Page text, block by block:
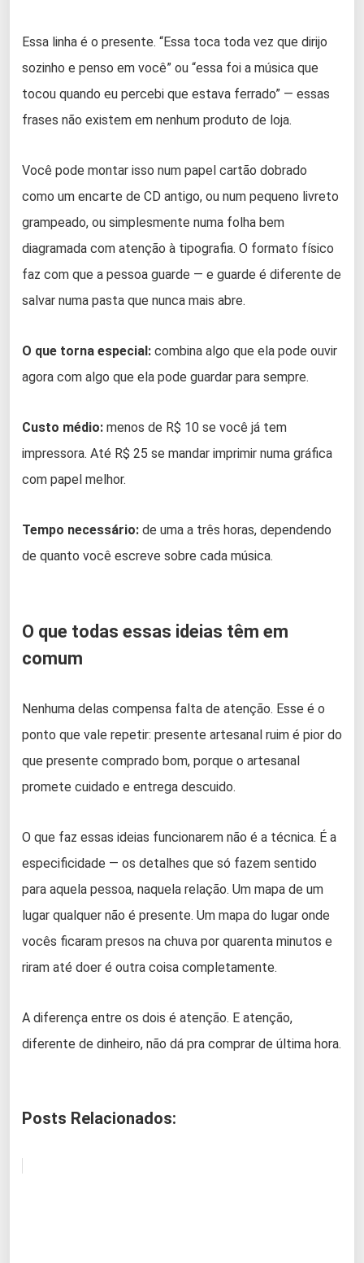
Essa linha é o presente. “Essa toca toda vez que dirijo
sozinho e penso em você” ou “essa foi a música que
tocou quando eu percebi que estava ferrado” — essas
frases não existem em nenhum produto de loja.
Você pode montar isso num papel cartão dobrado
como um encarte de CD antigo, ou num pequeno livreto
grampeado, ou simplesmente numa folha bem
diagramada com atenção à tipografia. O formato físico
faz com que a pessoa guarde — e guarde é diferente de
salvar numa pasta que nunca mais abre.
O que torna especial: combina algo que ela pode ouvir
agora com algo que ela pode guardar para sempre.
Custo médio: menos de R$ 10 se você já tem
impressora. Até R$ 25 se mandar imprimir numa gráfica
com papel melhor.
Tempo necessário: de uma a três horas, dependendo
de quanto você escreve sobre cada música.
O que todas essas ideias têm em
comum
Nenhuma delas compensa falta de atenção. Esse é o
ponto que vale repetir: presente artesanal ruim é pior do
que presente comprado bom, porque o artesanal
promete cuidado e entrega descuido.
O que faz essas ideias funcionarem não é a técnica. É a
especificidade — os detalhes que só fazem sentido
para aquela pessoa, naquela relação. Um mapa de um
lugar qualquer não é presente. Um mapa do lugar onde
vocês ficaram presos na chuva por quarenta minutos e
riram até doer é outra coisa completamente.
A diferença entre os dois é atenção. E atenção,
diferente de dinheiro, não dá pra comprar de última hora.
Posts Relacionados: